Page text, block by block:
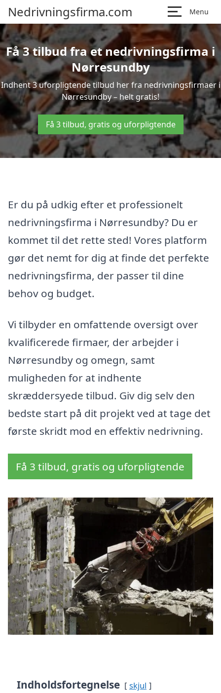
Nedrivningsfirma.com Menu
Få 3 tilbud fra et nedrivningsfirma i
Nørresundby
Indhent 3 uforpligtende tilbud her fra nedrivningsfirmaer i
Nørresundby – helt gratis!
Få 3 tilbud, gratis og uforpligtende
Er du på udkig efter et professionelt
nedrivningsfirma i Nørresundby? Du er
kommet til det rette sted! Vores platform
gør det nemt for dig at finde det perfekte
nedrivningsfirma, der passer til dine
behov og budget.
Vi tilbyder en omfattende oversigt over
kvalificerede firmaer, der arbejder i
Nørresundby og omegn, samt
muligheden for at indhente
skræddersyede tilbud. Giv dig selv den
bedste start på dit projekt ved at tage det
første skridt mod en effektiv nedrivning.
Få 3 tilbud, gratis og uforpligtende
Indholdsfortegnelse skjul